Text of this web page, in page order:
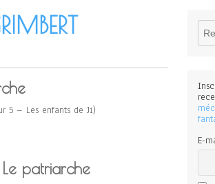
5 – Les enfants de Ji)
patriarche
E-